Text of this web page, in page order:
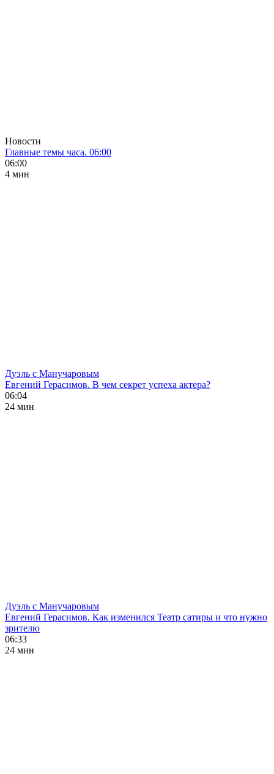
Новости
Главные темы часа. 06:00
06:00
4 мин
Дуэль с Манучаровым
Евгений Герасимов. В чем секрет успеха актера?
06:04
24 мин
Дуэль с Манучаровым
Евгений Герасимов. Как изменился Театр сатиры и что нужно
зрителю
06:33
24 мин